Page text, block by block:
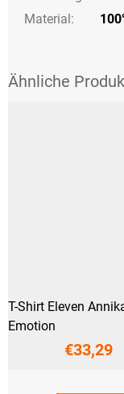
Material:
T-Shirt Eleven
Emotion
€33,29